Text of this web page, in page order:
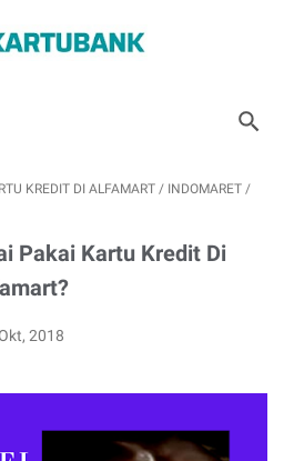
KREDIT DI ALFAMART / INDOMARET /
Pakai Kartu Kredit Di
2018